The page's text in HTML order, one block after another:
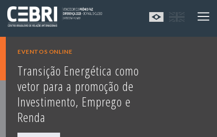
EVENTOS ONLINE
Transição Energética como
vetor para a promoção de
Investimento, Emprego e
Renda